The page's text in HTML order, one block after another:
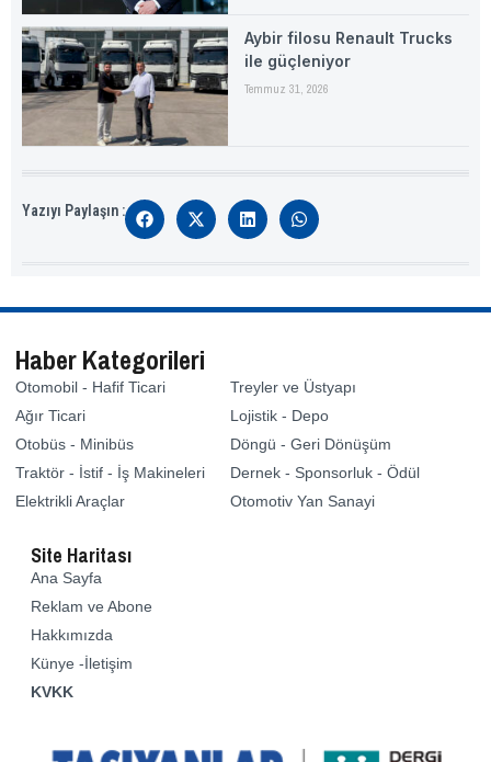
Aybir filosu Renault Trucks
ile güçleniyor
Temmuz 31, 2026
Yazıyı Paylaşın :
Haber Kategorileri
Otomobil - Hafif Ticari
Ağır Ticari
Otobüs - Minibüs
Traktör - İstif - İş Makineleri
Elektrikli Araçlar
Treyler ve Üstyapı
Lojistik - Depo
Döngü - Geri Dönüşüm
Dernek - Sponsorluk - Ödül
Otomotiv Yan Sanayi
Site Haritası
Ana Sayfa
Reklam ve Abone
Hakkımızda
Künye -İletişim
KVKK